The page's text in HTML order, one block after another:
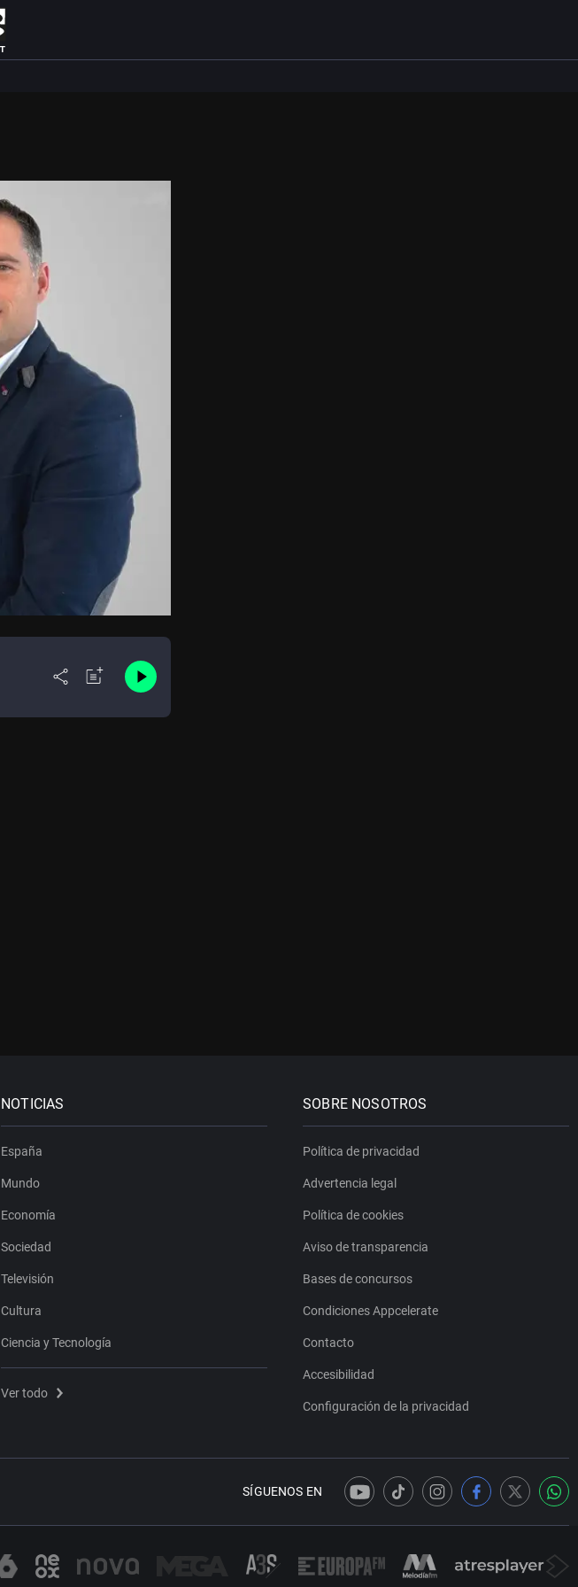
NOTICIAS
España
Mundo
Economía
Sociedad
Televisión
Cultura
Ciencia y Tecnología
Ver todo
SOBRE NOSOTROS
Política de privacidad
Advertencia legal
Política de cookies
Aviso de transparencia
Bases de concursos
Condiciones Appcelerate
Contacto
Accesibilidad
Configuración de la privacidad
SÍGUENOS EN